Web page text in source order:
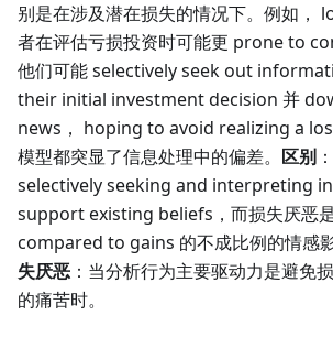
别是在涉及潜在损失的情况下。例如，
者在评估亏损投资时可能更 prone to
他们可能 selectively seek out
their initial investment decision 并
news， hoping to avoid realizing a
模型都突显了信息处理中的偏差。 区别
selectively seeking and interpreting
support existing beliefs，而损失厌恶
compared to gains 的不成比例的情感影
失厌恶 ：当分析行为主要驱动力是避免
的痛苦时。